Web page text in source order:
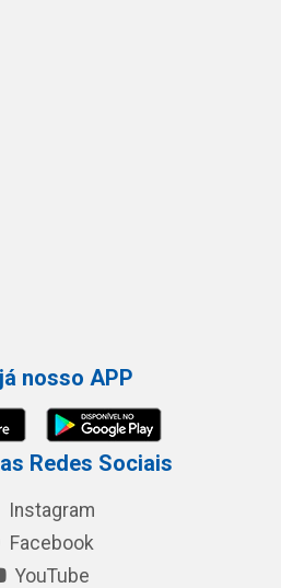
nosso APP
Redes Sociais
Instagram
Facebook
YouTube